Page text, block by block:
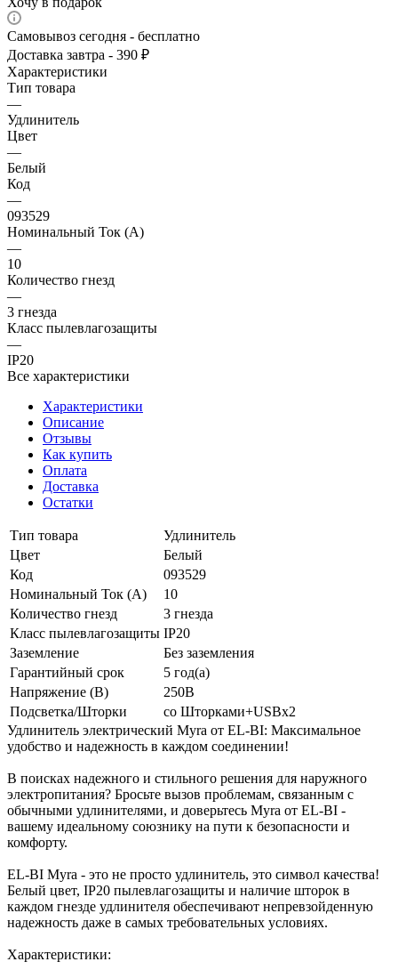
Самовывоз сегодня - бесплатно
Доставка завтра - 390 ₽
Характеристики
Тип товара
—
Удлинитель
Цвет
—
Белый
Код
—
093529
Номинальный Ток (A)
—
10
Количество гнезд
—
3 гнезда
Класс пылевлагозащиты
—
IP20
Все характеристики
Характеристики
Описание
Отзывы
Как купить
Оплата
Доставка
Остатки
Тип товара
Удлинитель
Цвет
Белый
Код
093529
Номинальный Ток (A)
10
Количество гнезд
3 гнезда
Класс пылевлагозащиты IP20
Заземление
Без заземления
Гарантийный срок
5 год(а)
Напряжение (В)
250В
Подсветка/Шторки
со Шторками+USBх2
Удлинитель электрический Myra от EL-BI: Максимальное
удобство и надежность в каждом соединении!
В поисках надежного и стильного решения для наружного
электропитания? Бросьте вызов проблемам, связанным с
обычными удлинителями, и доверьтесь Myra от EL-BI -
вашему идеальному союзнику на пути к безопасности и
комфорту.
EL-BI Myra - это не просто удлинитель, это символ качества!
Белый цвет, IP20 пылевлагозащиты и наличие шторок в
каждом гнезде удлинителя обеспечивают непревзойденную
надежность даже в самых требовательных условиях.
Характеристики: